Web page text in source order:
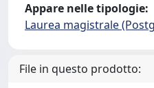
Appare nelle tipologie:
Laurea magistrale
File in questo prodotto: